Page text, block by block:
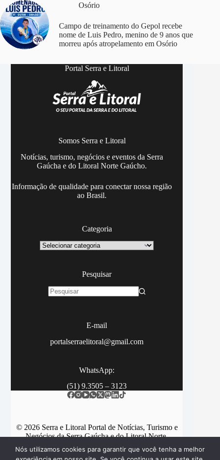
Osório
Campo de treinamento do Gepol recebe
nome de Luis Pedro, menino de 9 anos que
morreu após atropelamento em Osório
Portal Serra e Litoral
Somos Serra e Litoral
Notícias, turismo, negócios e eventos da Serra
Gaúcha e do Litoral Norte Gaúcho.
Informação de qualidade para conectar nossa região
ao Brasil.
Categoria
Categoria
Pesquisar
E-mail
portalserraelitoral@gmail.com
WhatsApp:
(51) 9.3505 – 3123
© 2026 Serra e Litoral Portal de Notícias, Turismo e
Negócios da Serra Gaúcha e do Litoral Norte.
Nós utilizamos cookies para garantir que você tenha a melhor